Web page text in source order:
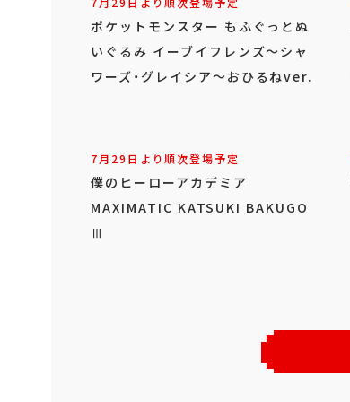
ポケットモンスター もふぐっとぬ
いぐるみ イーブイフレンズ～シャ
ワーズ・グレイシア～おひるねver.
7月29日より順次登場予定
僕のヒーローアカデミア
MAXIMATIC KATSUKI BAKUGO
Ⅲ